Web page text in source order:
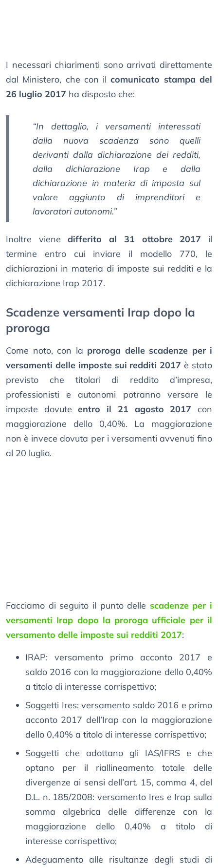
I necessari chiarimenti sono arrivati direttamente
dal Ministero, che con ilcomunicato stampa del
26 luglio 2017 ha disposto che:
“In dettaglio, i versamenti interessati
dalla nuova scadenza sono quelli
derivanti dalla dichiarazione dei redditi,
dalla dichiarazione Irap e dalla
dichiarazione in materia di imposta sul
valore aggiunto di imprenditori e
lavoratori autonomi.”
Inoltre vienedifferito al 31 ottobre 2017 il
termine entro cui inviare il modello 770, le
dichiarazioni in materia di imposte sui redditi e la
dichiarazione Irap 2017.
Scadenze versamenti Irap dopo la
proroga
Come noto, con la proroga delle scadenze per i
versamenti delle imposte sui redditi 2017 è stato
previsto che titolari di reddito d’impresa,
professionisti e autonomi potranno versare le
imposte dovuteentro il 21 agosto 2017 con
maggiorazione dello 0,40%. La maggiorazione
non è invece dovuta per i versamenti avvenuti fino
al 20 luglio.
Facciamo di seguito il punto delle scadenze per i
versamenti Irap dopo la proroga ufficiale per il
versamento delle imposte sui redditi 2017:
IRAP: versamento primo acconto 2017 e
saldo 2016 con la maggiorazione dello 0,40%
a titolo di interesse corrispettivo;
Soggetti Ires: versamento saldo 2016 e primo
acconto 2017 dell’Irap con la maggiorazione
dello 0,40% a titolo di interesse corrispettivo;
Soggetti che adottano gli IAS/IFRS e che
optano per il riallineamento totale delle
divergenze ai sensi dell’art. 15, comma 4, del
D.L. n. 185/2008: versamento Ires e Irap sulla
somma algebrica delle differenze con la
maggiorazione dello 0,40% a titolo di
interesse corrispettivo;
Adeguamento alle risultanze degli studi di